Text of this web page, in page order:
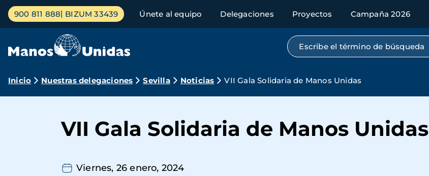
Pasar
contenido
Menú
principal
900 811 888 BIZUM 33439 Únete al equipo Delegaciones Proyectos Campaña 2026
Búsqueda por texto completo
Ruta
navegación
Inicio Nuestras delegaciones Sevilla Noticias VII Gala Solidaria de Manos Unidas
VII Gala Solidaria de Manos Unidas
Viernes, 26 enero, 2024